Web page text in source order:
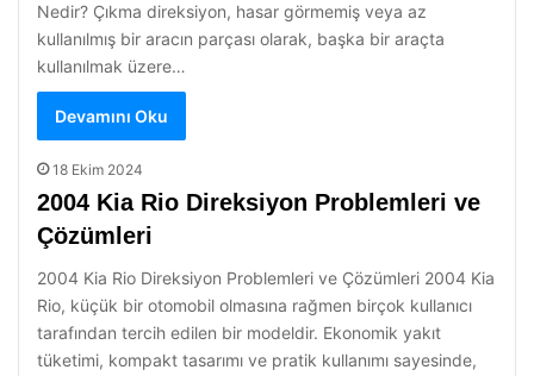
Nedir? Çıkma direksiyon, hasar görmemiş veya az
kullanılmış bir aracın parçası olarak, başka bir araçta
kullanılmak üzere…
Devamını Oku
18 Ekim 2024
2004 Kia Rio Direksiyon Problemleri ve
Çözümleri
2004 Kia Rio Direksiyon Problemleri ve Çözümleri 2004 Kia
Rio, küçük bir otomobil olmasına rağmen birçok kullanıcı
tarafından tercih edilen bir modeldir. Ekonomik yakıt
tüketimi, kompakt tasarımı ve pratik kullanımı sayesinde,